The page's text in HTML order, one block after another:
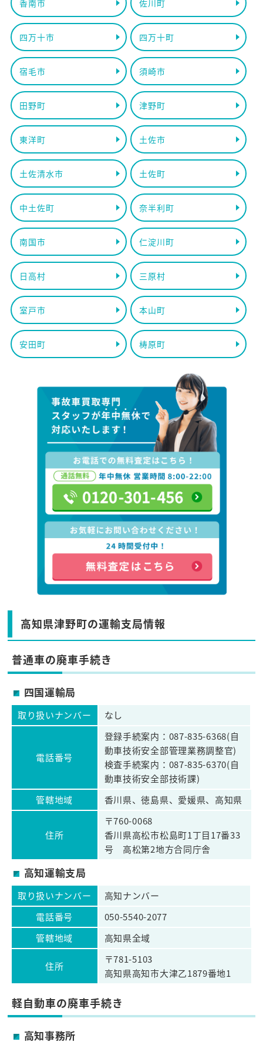
香南市 佐川町
四万十市 四万十町
宿毛市 須崎市
田野町 津野町
東洋町 土佐市
土佐清水市 土佐町
中土佐町 奈半利町
南国市 仁淀川町
日高村 三原村
室戸市 本山町
安田町 梼原町
高知県津野町の運輸支局情報
普通車の廃車手続き
四国運輸局
取り扱いナンバー なし
電話番号
登録手続案内：087-835-6368(自
動車技術安全部管理業務調整官)
検査手続案内：087-835-6370(自
動車技術安全部技術課)
管轄地域
香川県、徳島県、愛媛県、高知県
住所
〒760-0068
香川県高松市松島町1丁目17番33
号 高松第2地方合同庁舎
高知運輸支局
取り扱いナンバー
高知ナンバー
電話番号
050-5540-2077
管轄地域
高知県全域
住所
〒781-5103
高知県高知市大津乙1879番地1
軽自動車の廃車手続き
高知事務所